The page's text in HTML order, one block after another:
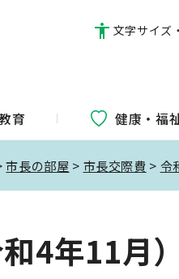
文字サイズ
育 健康・福
市長の部屋 > 市長交際費 > 令
4年11月）